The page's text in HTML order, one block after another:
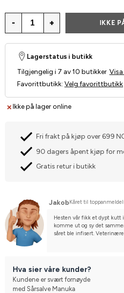
- + IKKE
Ikke på lager online
Lagerstatus i butikk
Tilgjengelig i 7 av 10 butikker
Favorittbutikk: Velg favorittbutikk
Fri frakt på kjøp over 699
90 dagers åpent kjøp for
Gratis retur i butikk
Jakob Kåret til
Hesten vår fikk et dypt
komme ut og sy det
såret ble infisert.
til fint og helbredet sår på
på med mer honning ca
elastisk bandasje for å holde
Hva sier våre kunder?
Kundene er svært fornøyde
med Sårsalve Manuka